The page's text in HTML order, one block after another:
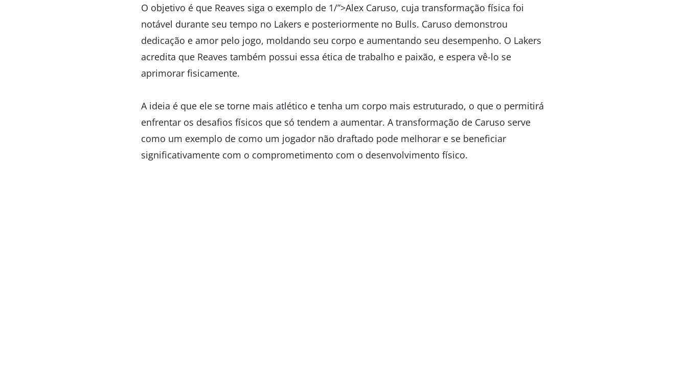
O objetivo é que Reaves siga o exemplo de 1/”>Alex Caruso, cuja transformação física foi
notável durante seu tempo no Lakers e posteriormente no Bulls. Caruso demonstrou
dedicação e amor pelo jogo, moldando seu corpo e aumentando seu desempenho. O Lakers
acredita que Reaves também possui essa ética de trabalho e paixão, e espera vê-lo se
aprimorar fisicamente.
A ideia é que ele se torne mais atlético e tenha um corpo mais estruturado, o que o permitirá
enfrentar os desafios físicos que só tendem a aumentar. A transformação de Caruso serve
como um exemplo de como um jogador não draftado pode melhorar e se beneficiar
significativamente com o comprometimento com o desenvolvimento físico.